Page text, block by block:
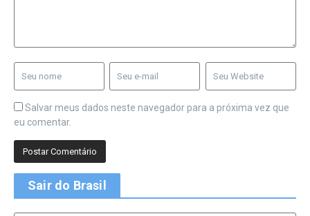
Salvar meus dados neste navegador para a próxima vez que
eu comentar.
Sair do Brasil